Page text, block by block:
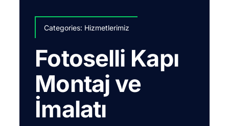
Categories: Hizmetlerimiz
Fotoselli Kapı
Montaj ve
İmalatı